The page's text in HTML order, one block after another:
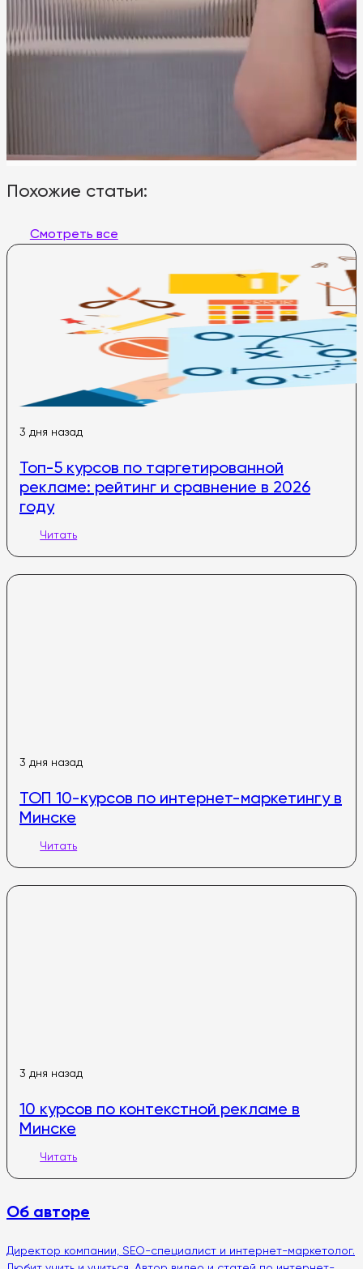
Похожие статьи:
Смотреть все
3 дня назад
Топ-5 курсов по таргетированной
рекламе: рейтинг и сравнение в 2026
году
Читать
3 дня назад
ТОП 10-курсов по интернет-маркетингу в
Минске
Читать
3 дня назад
10 курсов по контекстной рекламе в
Минске
Читать
Об авторе
Директор компании, SEO-специалист и интернет-маркетолог.